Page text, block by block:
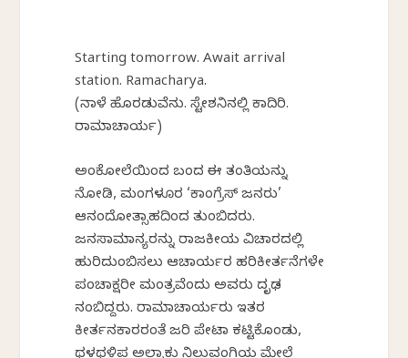
Starting tomorrow. Await arrival
station. Ramacharya.
(ನಾಳೆ ಹೊರಡುವೆನು. ಸ್ಟೇಶನಿನಲ್ಲಿ ಕಾದಿರಿ.
ರಾಮಾಚಾರ್ಯ)
ಅಂಕೋಲೆಯಿಂದ ಬಂದ ಈ ತಂತಿಯನ್ನು
ನೋಡಿ, ಮಂಗಳೂರ ‘ಕಾಂಗ್ರೆಸ್ ಜನರು’
ಆನಂದೋತ್ಸಾಹದಿಂದ ತುಂಬಿದರು.
ಜನಸಾಮಾನ್ಯರನ್ನು ರಾಜಕೀಯ ವಿಚಾರದಲ್ಲಿ
ಹುರಿದುಂಬಿಸಲು ಆಚಾರ್ಯರ ಹರಿಕೀರ್ತನೆಗಳೇ
ಪಂಚಾಕ್ಷರೀ ಮಂತ್ರವೆಂದು ಅವರು ದೃಢ
ನಂಬಿದ್ದರು. ರಾಮಾಚಾರ್ಯರು ಇತರ
ಕೀರ್ತನಕಾರರಂತೆ ಜರಿ ಪೇಟಾ ಕಟ್ಟಿಕೊಂಡು,